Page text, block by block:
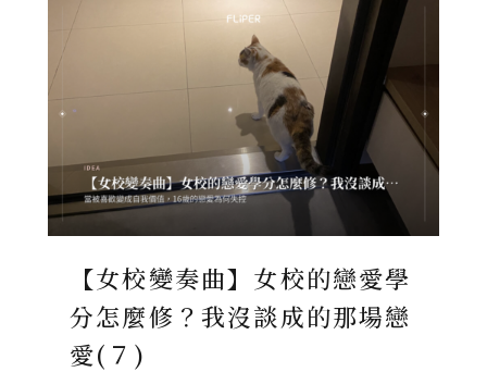
【女校變奏曲】女校的戀愛學
分怎麼修？我沒談成的那場戀
愛(７)